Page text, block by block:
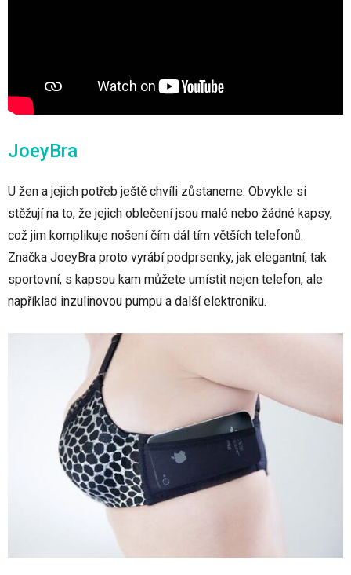
JoeyBra
U žen a jejich potřeb ještě chvíli zůstaneme. Obvykle si
stěžují na to, že jejich oblečení jsou malé nebo žádné kapsy,
což jim komplikuje nošení čím dál tím větších telefonů.
Značka JoeyBra proto vyrábí podprsenky, jak elegantní, tak
sportovní, s kapsou kam můžete umístit nejen telefon, ale
například inzulinovou pumpu a další elektroniku.